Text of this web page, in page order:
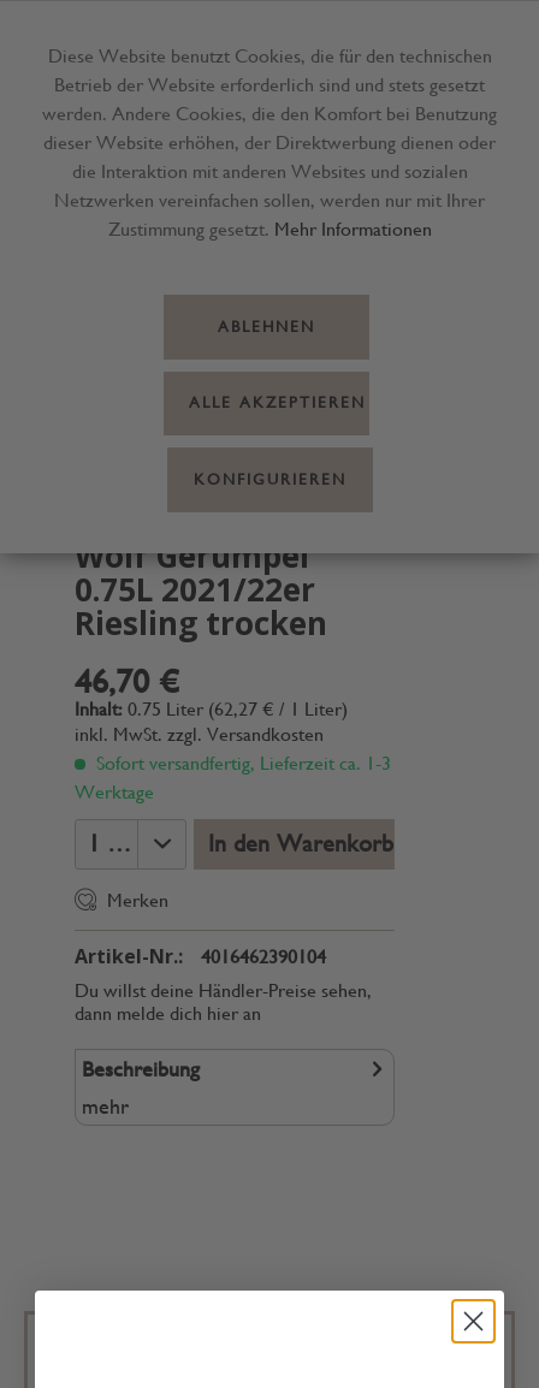
Menü
Wein Dr.Bürklin-
Wolf Gerümpel
0.75L 2021/22er
Riesling trocken
46,70 €
Inhalt: 0.75 Liter (62,27 € / 1 Liter)
inkl. MwSt. zzgl. Versandkosten
Sofort versandfertig, Lieferzeit ca. 1-3
Werktage
In den Warenkorb
Merken
Artikel-Nr.:
4016462390104
Du willst deine Händler-Preise sehen,
dann melde dich hier an
Beschreibung
mehr
Diese Website benutzt Cookies, die für den technischen
Betrieb der Website erforderlich sind und stets gesetzt
werden. Andere Cookies, die den Komfort bei Benutzung
dieser Website erhöhen, der Direktwerbung dienen oder
die Interaktion mit anderen Websites und sozialen
Netzwerken vereinfachen sollen, werden nur mit Ihrer
Zustimmung gesetzt. Mehr Informationen
ABLEHNEN
ALLE AKZEPTIEREN
KONFIGURIEREN